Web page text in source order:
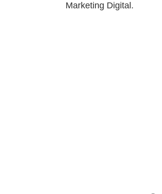
Marketing Digital.